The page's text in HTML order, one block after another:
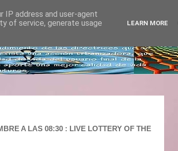
A LAS 08:30 : LIVE LOTTERY OF THE
IP address and user-agent
of service, generate usage
LEARN MORE